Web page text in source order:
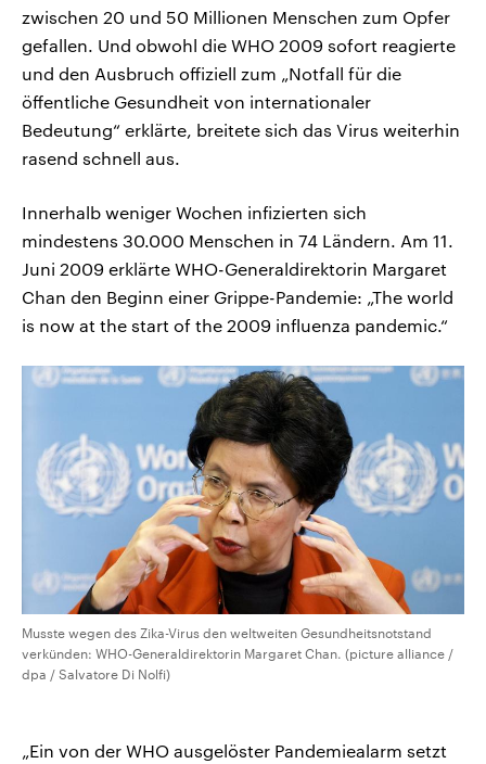
zwischen 20 und 50 Millionen Menschen zum Opfer
gefallen. Und obwohl die WHO 2009 sofort reagierte
und den Ausbruch offiziell zum „Notfall für die
öffentliche Gesundheit von internationaler
Bedeutung“ erklärte, breitete sich das Virus weiterhin
rasend schnell aus.
Innerhalb weniger Wochen infizierten sich
mindestens 30.000 Menschen in 74 Ländern. Am 11.
Juni 2009 erklärte WHO-Generaldirektorin Margaret
Chan den Beginn einer Grippe-Pandemie: „The world
is now at the start of the 2009 influenza pandemic.“
Musste wegen des Zika-Virus den weltweiten Gesundheitsnotstand
verkünden: WHO-Generaldirektorin Margaret Chan. (picture alliance /
dpa / Salvatore Di Nolfi)
„Ein von der WHO ausgelöster Pandemiealarm setzt